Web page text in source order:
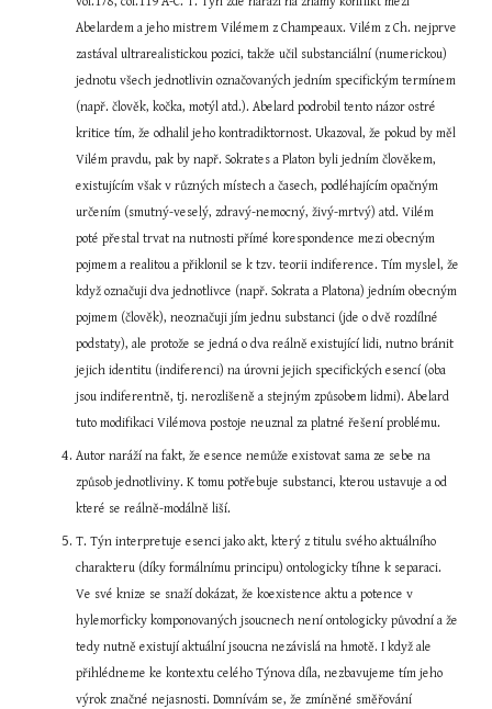
Abelardem a jeho mistrem Vilémem z Champeaux. Vilém z Ch. nejprve
zastával ultrarealistickou pozici, takže učil substanciální (numerickou)
jednotu všech jednotlivin označovaných jedním specifickým termínem
(např. člověk, kočka, motýl atd.). Abelard podrobil tento názor ostré
kritice tím, že odhalil jeho kontradiktornost. Ukazoval, že pokud by měl
Vilém pravdu, pak by např. Sokrates a Platon byli jedním člověkem,
existujícím však v různých místech a časech, podléhajícím opačným
určením (smutný-veselý, zdravý-nemocný, živý-mrtvý) atd. Vilém
poté přestal trvat na nutnosti přímé korespondence mezi obecným
pojmem a realitou a přiklonil se k tzv. teorii indiference. Tím myslel, že
když označuji dva jednotlivce (např. Sokrata a Platona) jedním obecným
pojmem (člověk), neoznačuji jím jednu substanci (jde o dvě rozdílné
podstaty), ale protože se jedná o dva reálně existující lidi, nutno bránit
jejich identitu (indiferenci) na úrovni jejich specifických esencí (oba
jsou indiferentně, tj. nerozlišeně a stejným způsobem lidmi). Abelard
tuto modifikaci Vilémova postoje neuznal za platné řešení problému.
Autor naráží na fakt, že esence nemůže existovat sama ze sebe na
způsob jednotliviny. K tomu potřebuje substanci, kterou ustavuje a od
které se reálně-modálně liší.
T. Týn interpretuje esenci jako akt, který z titulu svého aktuálního
charakteru (díky formálnímu principu) ontologicky tíhne k separaci.
Ve své knize se snaží dokázat, že koexistence aktu a potence v
hylemorficky komponovaných jsoucnech není ontologicky původní a že
tedy nutně existují aktuální jsoucna nezávislá na hmotě. I když ale
přihlédneme ke kontextu celého Týnova díla, nezbavujeme tím jeho
výrok značné nejasnosti. Domnívám se, že zmíněné směřování